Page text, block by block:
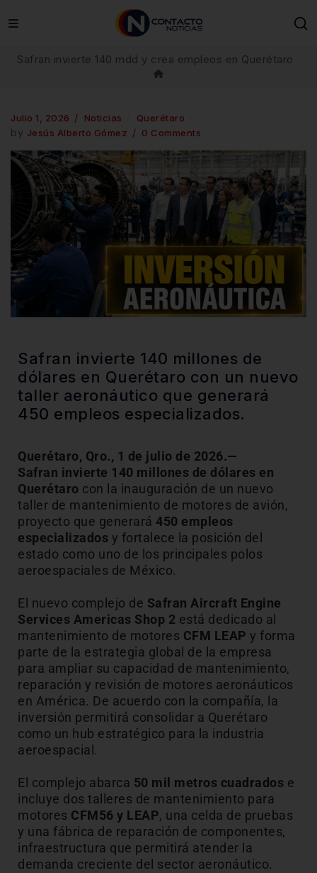
Safran invierte 140 mdd y crea empleos en Querétaro
Julio 1, 2026 Noticias Querétaro
by Jesús Alberto Gómez 0 Comments
Safran invierte 140 millones de
dólares en Querétaro con un nuevo
taller aeronáutico que generará
450 empleos especializados.
Querétaro, Qro., 1 de julio de 2026.—
Safran invierte 140 millones de dólares en
Querétaro con la inauguración de un nuevo
taller de mantenimiento de motores de avión,
proyecto que generará 450 empleos
especializados y fortalece la posición del
estado como uno de los principales polos
aeroespaciales de México.
El nuevo complejo de Safran Aircraft Engine
Services Americas Shop 2 está dedicado al
mantenimiento de motores CFM LEAP y forma
parte de la estrategia global de la empresa
para ampliar su capacidad de mantenimiento,
reparación y revisión de motores aeronáuticos
en América. De acuerdo con la compañía, la
inversión permitirá consolidar a Querétaro
como un hub estratégico para la industria
aeroespacial.
El complejo abarca 50 mil metros cuadrados e
incluye dos talleres de mantenimiento para
motores CFM56 y LEAP, una celda de pruebas
y una fábrica de reparación de componentes,
infraestructura que permitirá atender la
demanda creciente del sector aeronáutico.